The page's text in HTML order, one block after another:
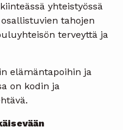
yhteistyössä
tahojen
terveyttä ja
elämäntapoihin ja
on kodin ja